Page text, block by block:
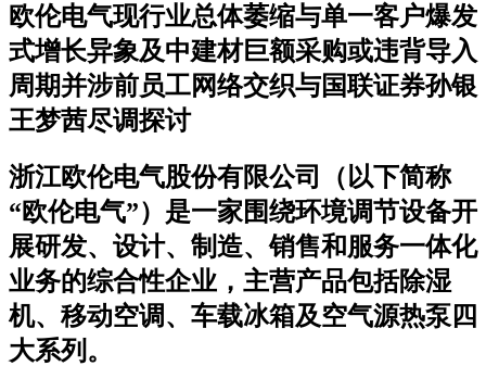
欧伦电气现行业总体萎缩与单一客户爆发
式增长异象及中建材巨额采购或违背导入
周期并涉前员工网络交织与国联证券孙银
王梦茜尽调探讨
浙江欧伦电气股份有限公司（以下简称
“欧伦电气”）是一家围绕环境调节设备开
展研发、设计、制造、销售和服务一体化
业务的综合性企业，主营产品包括除湿
机、移动空调、车载冰箱及空气源热泵四
大系列。